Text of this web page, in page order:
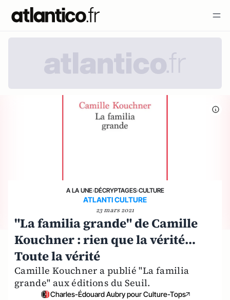
A LA UNE›DÉCRYPTAGES›CULTURE
ATLANTI CULTURE
23 mars 2021
"La familia grande" de Camille
Kouchner : rien que la vérité…
Toute la vérité
Camille Kouchner a publié "La familia
grande" aux éditions du Seuil.
Charles-Édouard Aubry pour Culture-Tops